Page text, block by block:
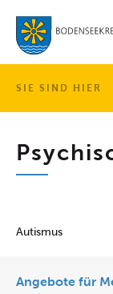
SIE SIND HIER
Autismus
Angebote für